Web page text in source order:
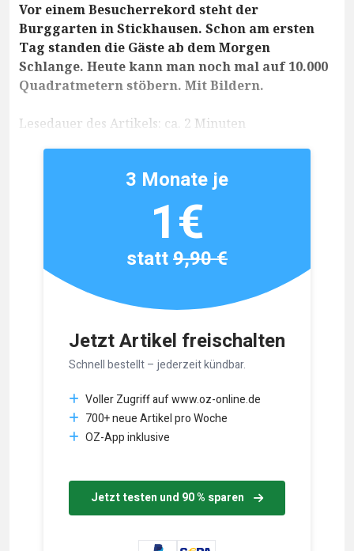
Vor einem Besucherrekord steht der
Burggarten in Stickhausen. Schon am ersten
Tag standen die Gäste ab dem Morgen
Schlange. Heute kann man noch mal auf 10.000
Quadratmetern stöbern. Mit Bildern.
Lesedauer des Artikels: ca. 2 Minuten
Jetzt Artikel freischalten
Schnell bestellt – jederzeit kündbar.
Voller Zugriff auf www.oz-online.de
700+ neue Artikel pro Woche
OZ-App inklusive
Jetzt testen und 90 % sparen
3 Monate je
1€
statt9,90 €